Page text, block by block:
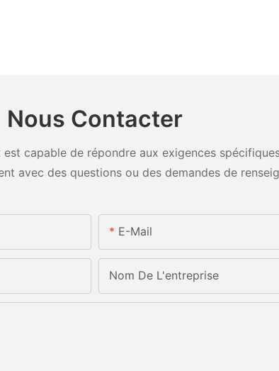
Nous Contacter
capable de répondre aux exigences
avec des questions ou des demandes de
E-Mail
Nom De L'entreprise